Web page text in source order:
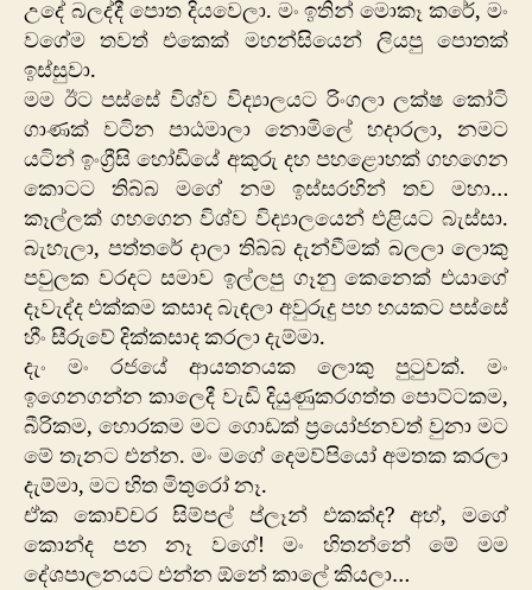
උදේ බලද්දී පොත දියවෙලා. මං ඉතින් මොකෑ කරේ, මං
වගේම තවත් එකෙක් මහන්සියෙන් ලියපු පොතක්
ඉස්සුවා.
මම ඊට පස්සේ විශ්ව විද්‍යාලයට රිංගලා ලක්ෂ කෝටි
ගාණක් වටින පාඨමාලා නොමිලේ හදාරලා, නමට
යටින් ඉංග්‍රීසි හෝඩියේ අකුරු දහ පහළොහක් ගහගෙන
කොටට තිබ්බ මගේ නම ඉස්සරහින් තව මහා…
කෑල්ලක් ගහගෙන විශ්ව විද්‍යාලයෙන් එළියට බැස්සා.
බැහැලා, පත්තරේ දාලා තිබ්බ දැන්වීමක් බලලා ලොකු
පවුලක වරදට සමාව ඉල්ලපු ගෑනු කෙනෙක් එයාගේ
දෑවැද්ද එක්කම කසාද බැඳලා අවුරුදු පහ හයකට පස්සේ
හීං සීරුවේ දික්කසාද කරලා දැම්මා.
දැං මං රජයේ ආයතනයක ලොකු පුටුවක්. මං
ඉගෙනගන්න කාලෙදී වැඩි දියුණුකරගත්ත පොට්ටකම,
බීරිකම, හොරකම මට ගොඩක් ප්‍රයෝජනවත් වුනා මට
මේ තැනට එන්න. මං මගේ දෙමව්පියෝ අමතක කරලා
දැම්මා, මට හිත මිතුරෝ නෑ.
ඒක කොච්චර සිම්පල් ප්ලෑන් එකක්ද? අහ්, මගේ
කොන්ද පන නෑ වගේ! මං හිතන්නේ මේ මම
දේශපාලනයට එන්න ඕනේ කාලේ කියලා…